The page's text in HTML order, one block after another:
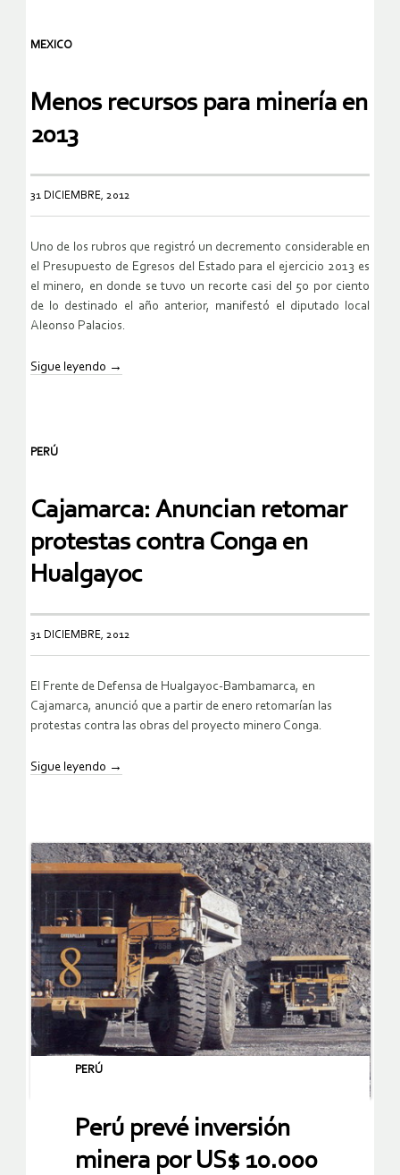
MEXICO
Menos recursos para minería en
2013
31 DICIEMBRE, 2012
Uno de los rubros que registró un decremento considerable en
el Presupuesto de Egresos del Estado para el ejercicio 2013 es
el minero, en donde se tuvo un recorte casi del 50 por ciento
de lo destinado el año anterior, manifestó el diputado local
Aleonso Palacios.
Sigue leyendo →
PERÚ
Cajamarca: Anuncian retomar
protestas contra Conga en
Hualgayoc
31 DICIEMBRE, 2012
El Frente de Defensa de Hualgayoc-Bambamarca, en
Cajamarca, anunció que a partir de enero retomarían las
protestas contra las obras del proyecto minero Conga.
Sigue leyendo →
PERÚ
Perú prevé inversión
minera por US$ 10.000